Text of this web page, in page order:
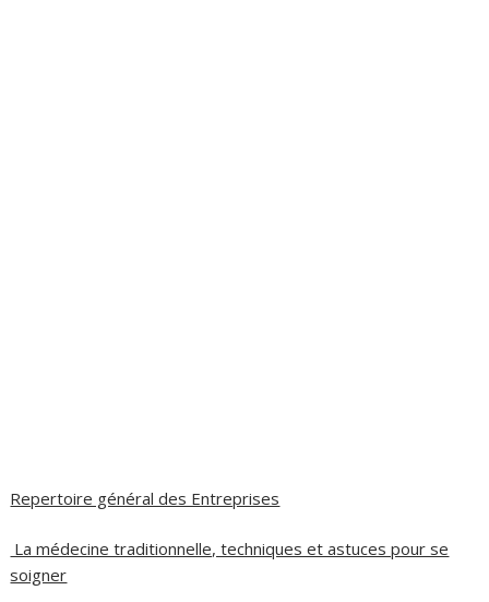
Repertoire général des Entreprises
La médecine traditionnelle, techniques et astuces pour se
soigner